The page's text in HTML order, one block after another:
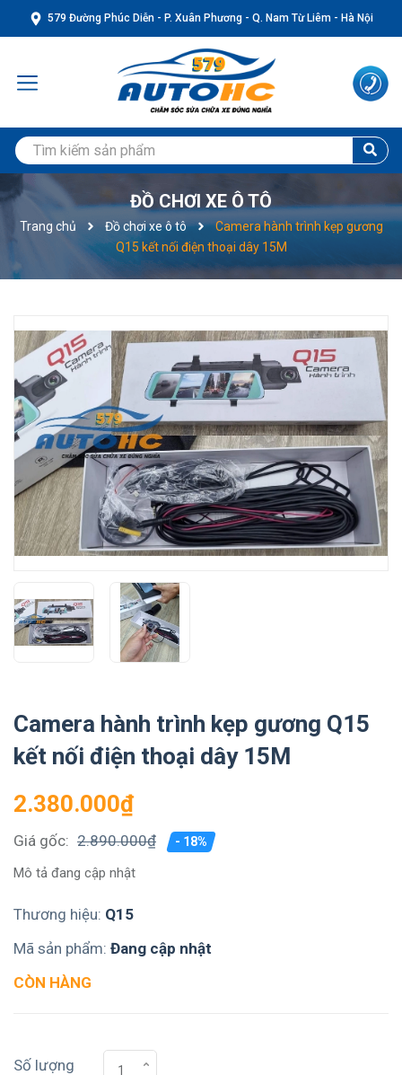
579 Đường Phúc Diễn - P. Xuân Phương - Q. Nam Từ Liêm - Hà Nội
ĐỒ CHƠI XE Ô TÔ
Trang chủ Đồ chơi xe ô tô
Camera hành trình kẹp gương
Q15 kết nối điện thoại dây 15M
Camera hành trình kẹp gương Q15
kết nối điện thoại dây 15M
2.380.000₫
Giá gốc: 2.890.000₫ - 18%
Mô tả đang cập nhật
Thương hiệu: Q15
Mã sản phẩm: Đang cập nhật
CÒN HÀNG
Số lượng